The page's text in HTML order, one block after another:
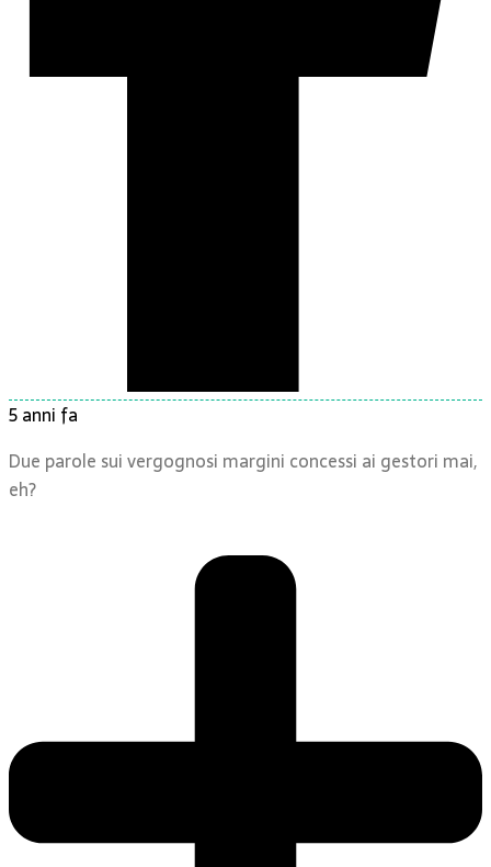
5 anni fa
Due parole sui vergognosi margini concessi ai gestori mai,
eh?